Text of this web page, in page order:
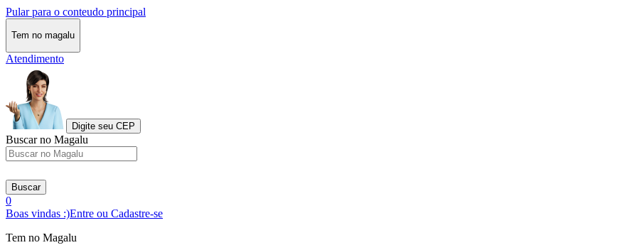
Pular para o conteudo principal
Tem no magalu
Atendimento
Digite seu CEP
Buscar no Magalu
Buscar
0
Boas vindas :)Entre ou Cadastre-se
Tem no Magalu